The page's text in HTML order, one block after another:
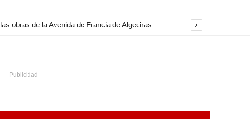
obras de la Avenida de Francia de Algeciras ›
- Publicidad -